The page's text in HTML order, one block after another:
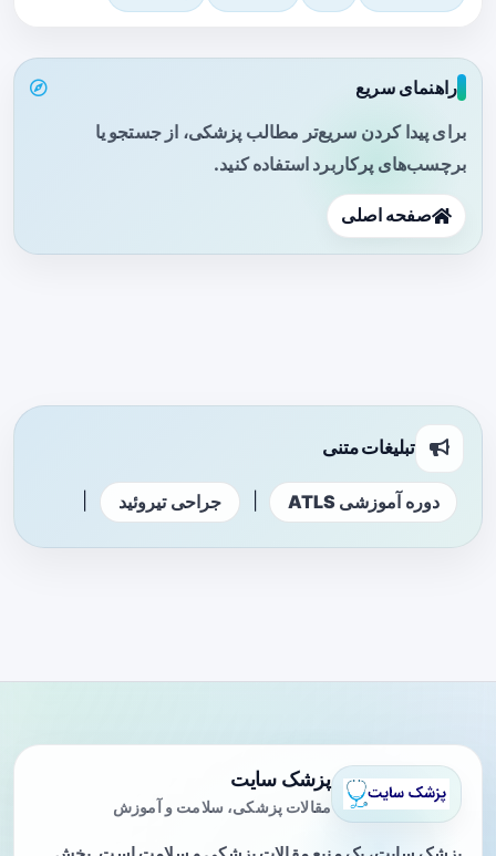
راهنمای سریع
برای پیدا کردن سریع‌تر مطالب پزشکی، از جستجو یا
برچسب‌های پرکاربرد استفاده کنید.
صفحه اصلی
تبلیغات متنی
دوره آموزشی ATLS جراحی تیروئید
پزشک سایت
مقالات پزشکی، سلامت و آموزش